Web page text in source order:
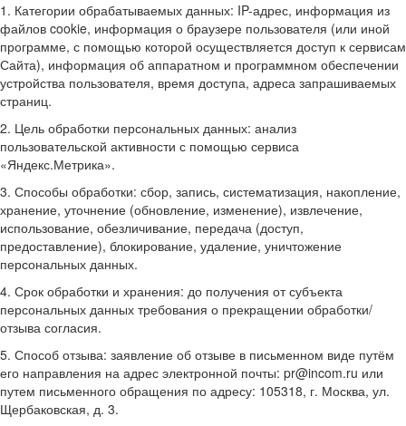
1. Категории обрабатываемых данных: IP-адрес, информация из
файлов cookie, информация о браузере пользователя (или иной
программе, с помощью которой осуществляется доступ к сервисам
Сайта), информация об аппаратном и программном обеспечении
устройства пользователя, время доступа, адреса запрашиваемых
страниц.
2. Цель обработки персональных данных: анализ
пользовательской активности с помощью сервиса
«Яндекс.Метрика».
3. Способы обработки: сбор, запись, систематизация, накопление,
хранение, уточнение (обновление, изменение), извлечение,
использование, обезличивание, передача (доступ,
предоставление), блокирование, удаление, уничтожение
персональных данных.
4. Срок обработки и хранения: до получения от субъекта
персональных данных требования о прекращении обработки/
отзыва согласия.
5. Способ отзыва: заявление об отзыве в письменном виде путём
его направления на адрес электронной почты: pr@incom.ru или
путем письменного обращения по адресу: 105318, г. Москва, ул.
Щербаковская, д. 3.